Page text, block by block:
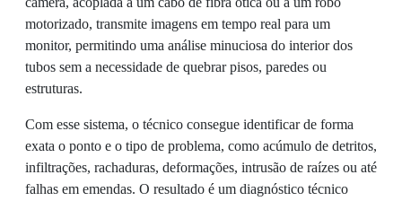
motorizado, transmite imagens em tempo real para um
monitor, permitindo uma análise minuciosa do interior dos
tubos sem a necessidade de quebrar pisos, paredes ou
estruturas.
Com esse sistema, o técnico consegue identificar de forma
exata o ponto e o tipo de problema, como acúmulo de detritos,
infiltrações, rachaduras, deformações, intrusão de raízes ou até
falhas em emendas. O resultado é um diagnóstico técnico